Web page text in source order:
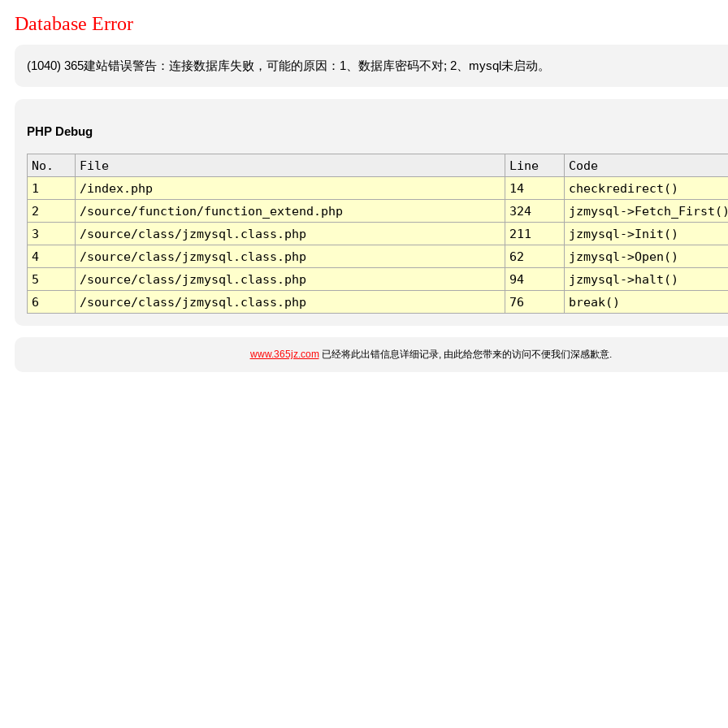
Database Error
(1040) 365建站错误警告：连接数据库失败，可能的原因：1、数据库密码不对; 2、mysql未启动。
PHP Debug
No. File Line
Code
1
/index.php 14
checkredirect()
2
/source/function/function_extend.php 324
jzmysql-
3
/source/class/jzmysql.class.php 211
jzmysql->Init()
4
/source/class/jzmysql.class.php 62
jzmysql->Open()
5
/source/class/jzmysql.class.php 94
jzmysql->halt()
6
/source/class/jzmysql.class.php 76 break()
www.365jz.com已经将此出错信息详细记录, 由此给您带来的访问不便我们深感歉意.